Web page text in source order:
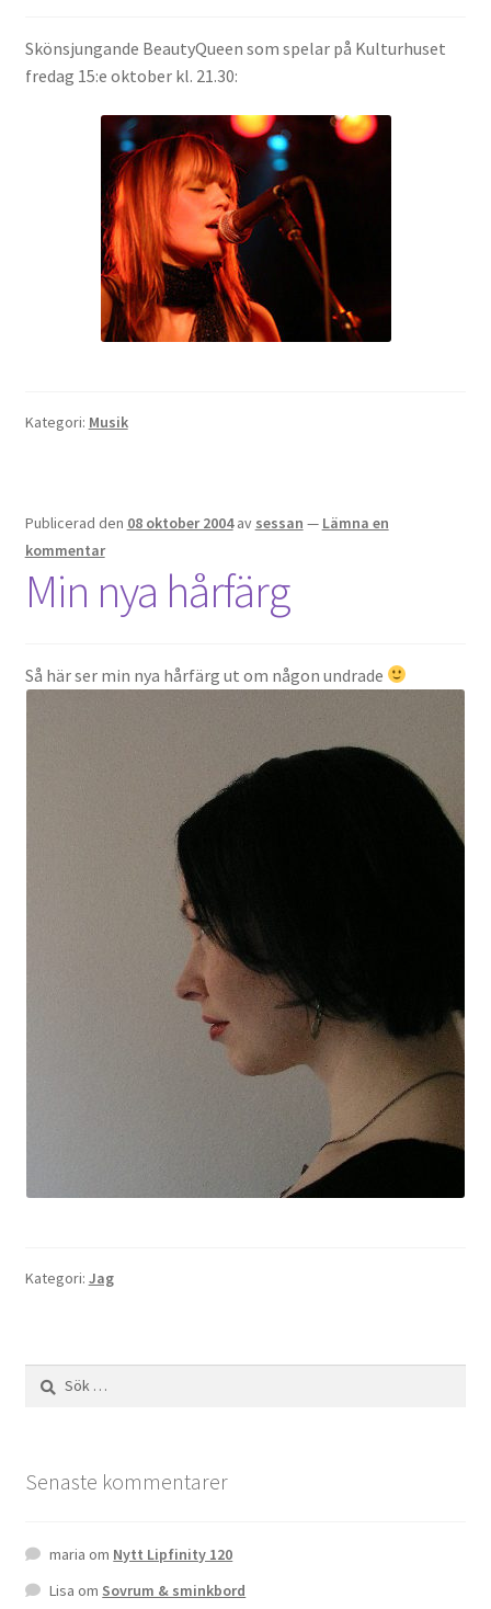
Skönsjungande BeautyQueen som spelar på Kulturhuset
fredag 15:e oktober kl. 21.30:
Kategori: Musik
Publicerad den 08 oktober 2004 av sessan — Lämna en
kommentar
Min nya hårfärg
Så här ser min nya hårfärg ut om någon undrade
Kategori: Jag
Sök
efter:
Senaste kommentarer
maria om Nytt Lipfinity 120
Lisa om Sovrum & sminkbord